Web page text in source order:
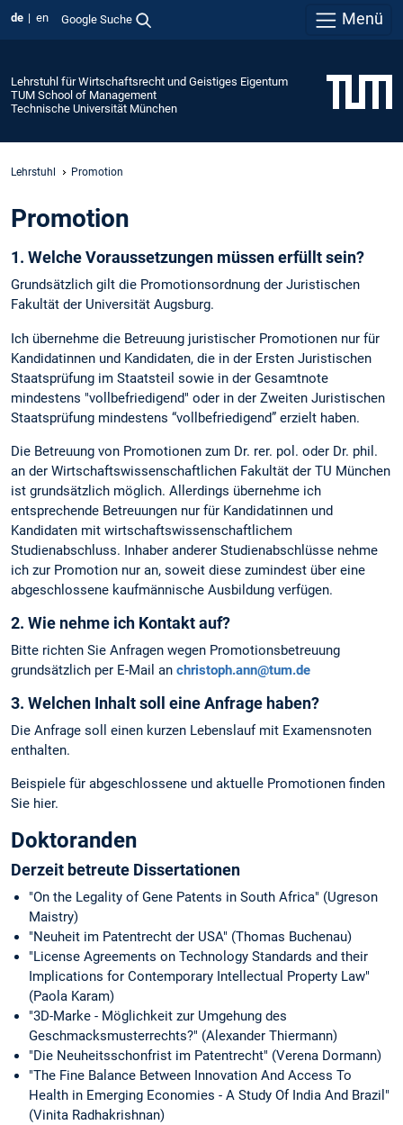
de en Google Suche Menü
Lehrstuhl für Wirtschaftsrecht und Geistiges Eigentum
TUM School of Management
Technische Universität München
Lehrstuhl Promotion
Promotion
1. Welche Voraussetzungen müssen erfüllt sein?
Grundsätzlich gilt die Promotionsordnung der Juristischen
Fakultät der Universität Augsburg.
Ich übernehme die Betreuung juristischer Promotionen nur für
Kandidatinnen und Kandidaten, die in der Ersten Juristischen
Staatsprüfung im Staatsteil sowie in der Gesamtnote
mindestens "vollbefriedigend" oder in der Zweiten Juristischen
Staatsprüfung mindestens “vollbefriedigend” erzielt haben.
Die Betreuung von Promotionen zum Dr. rer. pol. oder Dr. phil.
an der Wirtschaftswissenschaftlichen Fakultät der TU München
ist grundsätzlich möglich. Allerdings übernehme ich
entsprechende Betreuungen nur für Kandidatinnen und
Kandidaten mit wirtschaftswissenschaftlichem
Studienabschluss. Inhaber anderer Studienabschlüsse nehme
ich zur Promotion nur an, soweit diese zumindest über eine
abgeschlossene kaufmännische Ausbildung verfügen.
2. Wie nehme ich Kontakt auf?
Bitte richten Sie Anfragen wegen Promotionsbetreuung
grundsätzlich per E-Mail an christoph.ann@tum.de
3. Welchen Inhalt soll eine Anfrage haben?
Die Anfrage soll einen kurzen Lebenslauf mit Examensnoten
enthalten.
Beispiele für abgeschlossene und aktuelle Promotionen finden
Sie hier.
Doktoranden
Derzeit betreute Dissertationen
"On the Legality of Gene Patents in South Africa" (Ugreson
Maistry)
"Neuheit im Patentrecht der USA" (Thomas Buchenau)
"License Agreements on Technology Standards and their
Implications for Contemporary Intellectual Property Law"
(Paola Karam)
"3D-Marke - Möglichkeit zur Umgehung des
Geschmacksmusterrechts?" (Alexander Thiermann)
"Die Neuheitsschonfrist im Patentrecht" (Verena Dormann)
"The Fine Balance Between Innovation And Access To
Health in Emerging Economies - A Study Of India And Brazil"
(Vinita Radhakrishnan)